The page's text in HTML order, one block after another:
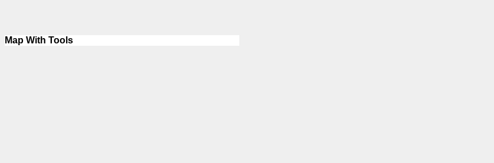
Map With Tools